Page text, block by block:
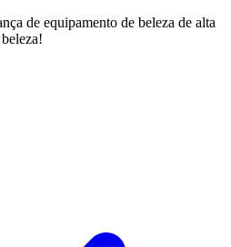
de equipamento de beleza de alta